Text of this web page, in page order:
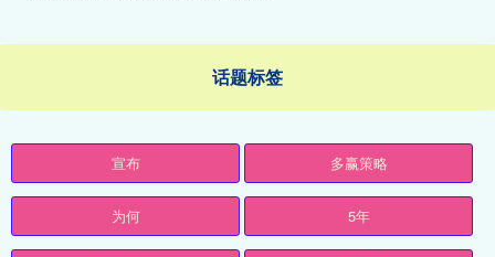
话题标签
宣布 多赢策略
为何 5年